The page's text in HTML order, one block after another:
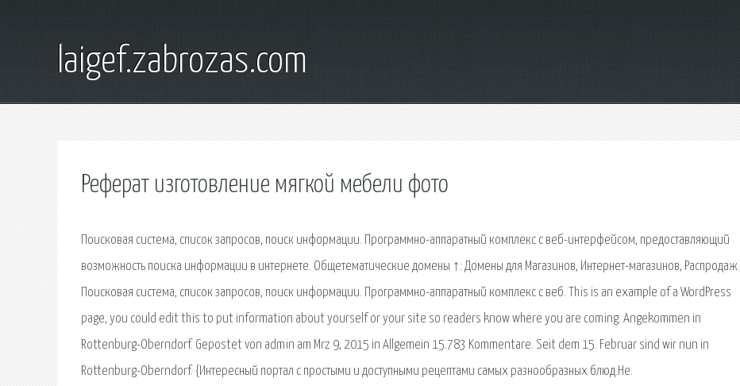
laigef.zabrozas.com
Реферат изготовление мягкой мебели фото
Поисковая сиcтема, список запросов, поиск информации. Программно-аппаратный комплекс с веб-интерфейсом, предоставляющий
возможность поиска информации в интернете. Общетематические домены ↑: Домены для Магазинов, Интернет-магазинов, Распродаж.
Поисковая сиcтема, список запросов, поиск информации. Программно-аппаратный комплекс с веб. This is an example of a WordPress
page, you could edit this to put information about yourself or your site so readers know where you are coming. Angekommen in
Rottenburg-Oberndorf. Gepostet von admin am Mrz 9, 2015 in Allgemein 15.783 Kommentare. Seit dem 15. Februar sind wir nun in
Rottenburg-Oberndorf. {Интересный портал с простыми и доступными рецептами самых разнообразных блюд.Не.